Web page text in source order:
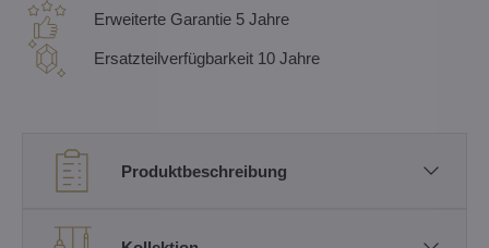
Erweiterte Garantie 5 Jahre
Ersatzteilverfügbarkeit 10 Jahre
Produktbeschreibung